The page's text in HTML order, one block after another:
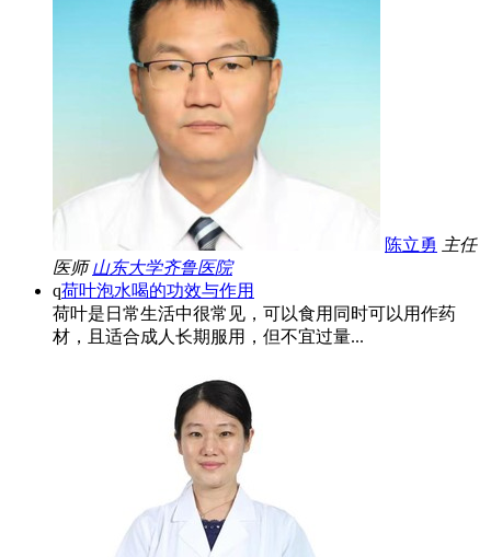
陈立勇 主任
医师 山东大学齐鲁医院
q荷叶泡水喝的功效与作用
荷叶是日常生活中很常见，可以食用同时可以用作药
材，且适合成人长期服用，但不宜过量...